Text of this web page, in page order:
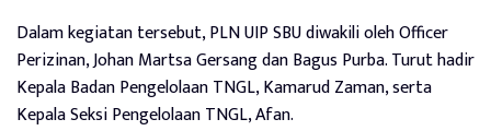
Dalam kegiatan tersebut, PLN UIP SBU diwakili oleh Officer
Perizinan, Johan Martsa Gersang dan Bagus Purba. Turut hadir
Kepala Badan Pengelolaan TNGL, Kamarud Zaman, serta
Kepala Seksi Pengelolaan TNGL, Afan.